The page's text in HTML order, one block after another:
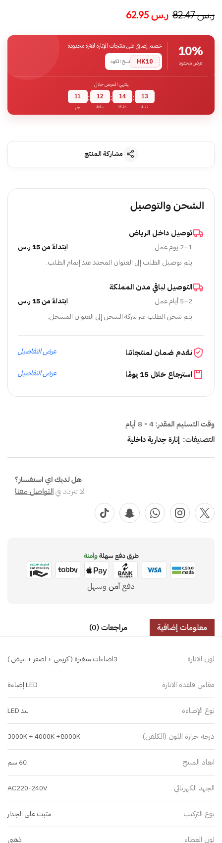
ر.س82.47 ر.س62.95
10%
عرض محدود
خصم إضافي على منتجات الإنارة لفترة محدودة
HK10
نسخ الكود
ينتهي العرض خلال
11
يوم
: 12
ساعة
: 14
دقيقة
: 12
ثانية
مشاركة المنتج
الشحن والتوصيل
توصيل داخل الرياض
1–2 يوم عمل
ابتداءً من 15 ر.س
يتم توصيل الطلب إلى العنوان المحدد عند إتمام الطلب.
التوصيل لباقي مدن المملكة
2–5 أيام عمل
ابتداءً من 15 ر.س
يتم شحن الطلب عبر شركة الشحن إلى العنوان المسجل.
نقدم ضمان لمنتجاتنا عرض التفاصيل
استرجاع خلال 15 يومًا عرض التفاصيل
وقت التسليم المقدر:4 - 8 أيام
التصنيفات: إنارة جدارية داخلية
هل لديك اي استفسار؟
لا تتردد فيالتواصل معنا
طرق دفع سهلةوآمنة
دفعآمن وسهل
معلومات إضافية مراجعات (0)
لون الانارة 3اضاءات متغيرة ( كريمي + اصفر + ابيض )
مقاس قاعدة الانارة LED إضاءة
نوع الإضاءة ليد LED
درجة حرارة اللون (الكلفن) 3000K + 4000K +8000K
ابعاد المنتج 60 سم
الجهد الكهربائي AC220-240V
نوع التركيب مثبت على الجدار
لون الغطاء ذهبي